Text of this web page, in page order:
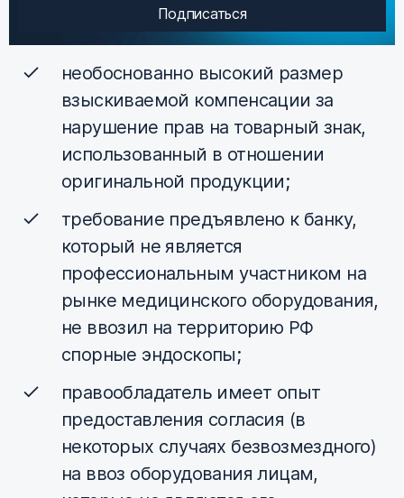
Подписаться
необоснованно высокий размер
взыскиваемой компенсации за
нарушение прав на товарный знак,
использованный в отношении
оригинальной продукции;
требование предъявлено к банку,
который не является
профессиональным участником на
рынке медицинского оборудования,
не ввозил на территорию РФ
спорные эндоскопы;
правообладатель имеет опыт
предоставления согласия (в
некоторых случаях безвозмездного)
на ввоз оборудования лицам,